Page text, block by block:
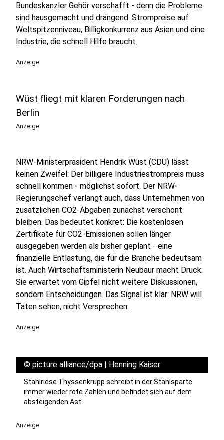
Bundeskanzler Gehör verschafft - denn die Probleme
sind hausgemacht und drängend: Strompreise auf
Weltspitzenniveau, Billigkonkurrenz aus Asien und eine
Industrie, die schnell Hilfe braucht.
Anzeige
Wüst fliegt mit klaren Forderungen nach
Berlin
Anzeige
NRW-Ministerpräsident Hendrik Wüst (CDU) lässt
keinen Zweifel: Der billigere Industriestrompreis muss
schnell kommen - möglichst sofort. Der NRW-
Regierungschef verlangt auch, dass Unternehmen von
zusätzlichen CO2-Abgaben zunächst verschont
bleiben. Das bedeutet konkret: Die kostenlosen
Zertifikate für CO2-Emissionen sollen länger
ausgegeben werden als bisher geplant - eine
finanzielle Entlastung, die für die Branche bedeutsam
ist. Auch Wirtschaftsministerin Neubaur macht Druck:
Sie erwartet vom Gipfel nicht weitere Diskussionen,
sondern Entscheidungen. Das Signal ist klar: NRW will
Taten sehen, nicht Versprechen.
Anzeige
© picture alliance/dpa | Henning Kaiser
Stahlriese Thyssenkrupp schreibt in der Stahlsparte
immer wieder rote Zahlen und befindet sich auf dem
absteigenden Ast.
Anzeige